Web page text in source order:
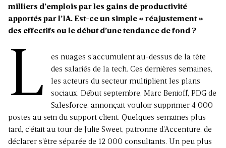
milliers d’emplois par les gains de productivité
apportés par l’IA. Est-ce un simple « réajustement »
des effectifs ou le début d’une tendance de fond ?
L
es nuages s’accumulent au-dessus de la tête
des salariés de la tech. Ces dernières semaines,
les acteurs du secteur multiplient les plans
sociaux. Début septembre, Marc Benioff, PDG de
Salesforce, annonçait vouloir supprimer 4 000
postes au sein du support client. Quelques semaines plus
tard, c’était au tour de Julie Sweet, patronne d’Accenture, de
déclarer s’être séparée de 12 000 consultants. Un peu plus